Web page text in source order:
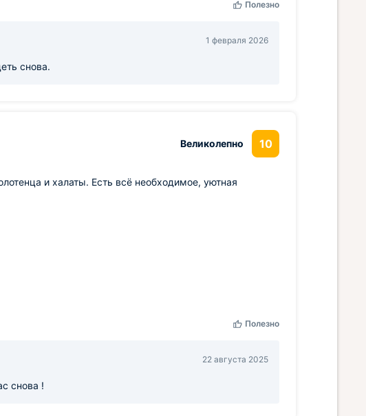
Полезно
1 февраля 2026
снова.
Великолепно 10
и халаты. Есть всё необходимое, уютная
Полезно
22 августа 2025
снова !